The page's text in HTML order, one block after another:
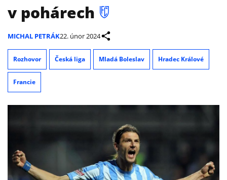
v pohárech
MICHAL PETRÁK22. únor 2024
Rozhovor Česká liga Mladá Boleslav Hradec Králové
Francie